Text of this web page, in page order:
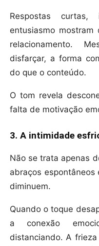
Respostas
entusiasmo
relacionamento.
disfarçar, a forma
do que o conteúdo.
O tom revela
falta de motivação
3. A intimidade
Não se trata apenas
abraços
diminuem.
Quando o toque
a conexão
distanciando. A